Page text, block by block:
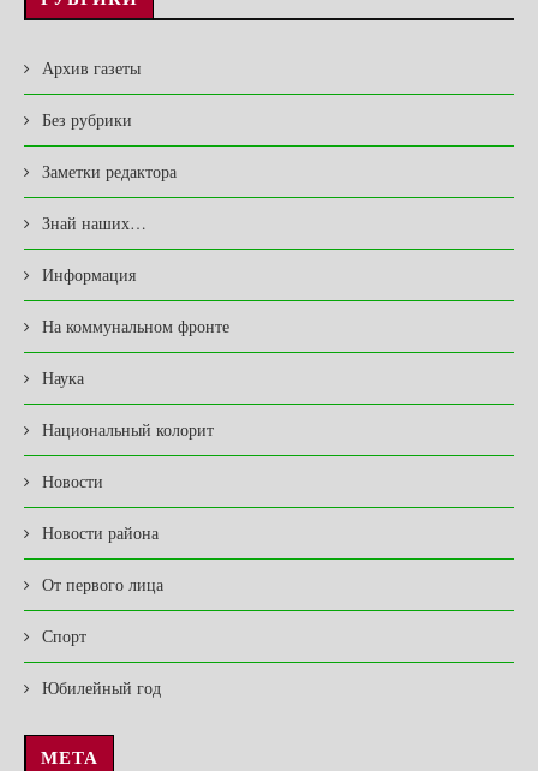
Архив газеты
Без рубрики
Заметки редактора
Знай наших…
Информация
На коммунальном фронте
Наука
Национальный колорит
Новости
Новости района
От первого лица
Спорт
Юбилейный год
МЕТА